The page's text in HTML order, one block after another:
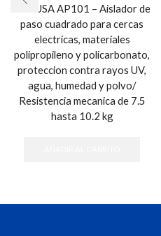
YONUSA AP101 – Aislador de
paso cuadrado para cercas
electricas, materiales
polipropileno y policarbonato,
proteccion contra rayos UV,
agua, humedad y polvo/
Resistencia mecanica de 7.5
hasta 10.2 kg